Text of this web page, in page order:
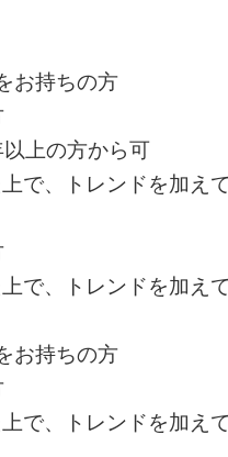
お持ちの⽅
上の方から可
で、トレンドを加え
で、トレンドを加え
お持ちの⽅
で、トレンドを加え